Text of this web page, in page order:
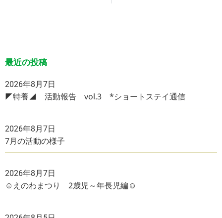
最近の投稿
2026年8月7日
◤特養◢ 活動報告 vol.3 *ショートステイ通信
2026年8月7日
7月の活動の様子
2026年8月7日
☺えのわまつり 2歳児～年長児編☺